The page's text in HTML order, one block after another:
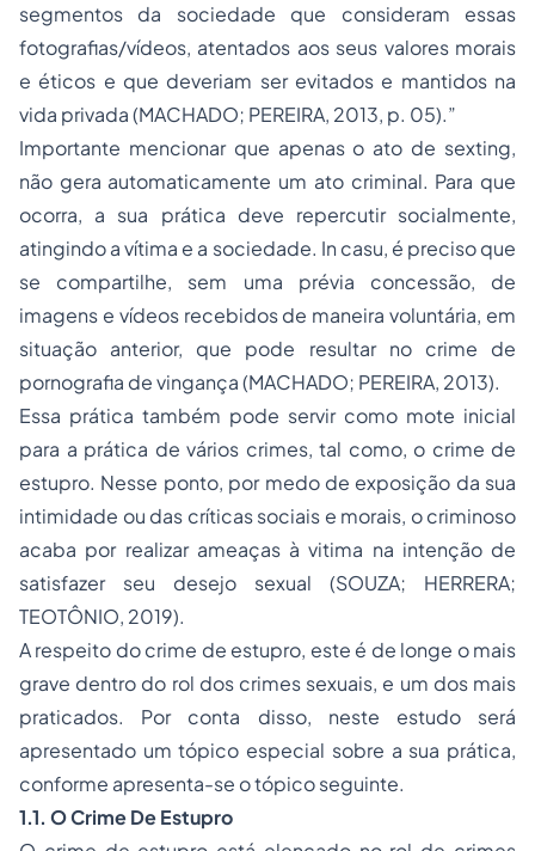
segmentos da sociedade que consideram essas
fotografias/vídeos, atentados aos seus valores morais
e éticos e que deveriam ser evitados e mantidos na
vida privada (MACHADO; PEREIRA, 2013, p. 05).”
Importante mencionar que apenas o ato de sexting,
não gera automaticamente um ato criminal. Para que
ocorra, a sua prática deve repercutir socialmente,
atingindo a vítima e a sociedade. In casu, é preciso que
se compartilhe, sem uma prévia concessão, de
imagens e vídeos recebidos de maneira voluntária, em
situação anterior, que pode resultar no crime de
pornografia de vingança (MACHADO; PEREIRA, 2013).
Essa prática também pode servir como mote inicial
para a prática de vários crimes, tal como, o crime de
estupro. Nesse ponto, por medo de exposição da sua
intimidade ou das críticas sociais e morais, o criminoso
acaba por realizar ameaças à vitima na intenção de
satisfazer seu desejo sexual (SOUZA; HERRERA;
TEOTÔNIO, 2019).
A respeito do crime de estupro, este é de longe o mais
grave dentro do rol dos crimes sexuais, e um dos mais
praticados. Por conta disso, neste estudo será
apresentado um tópico especial sobre a sua prática,
conforme apresenta-se o tópico seguinte.
1.1. O Crime De Estupro